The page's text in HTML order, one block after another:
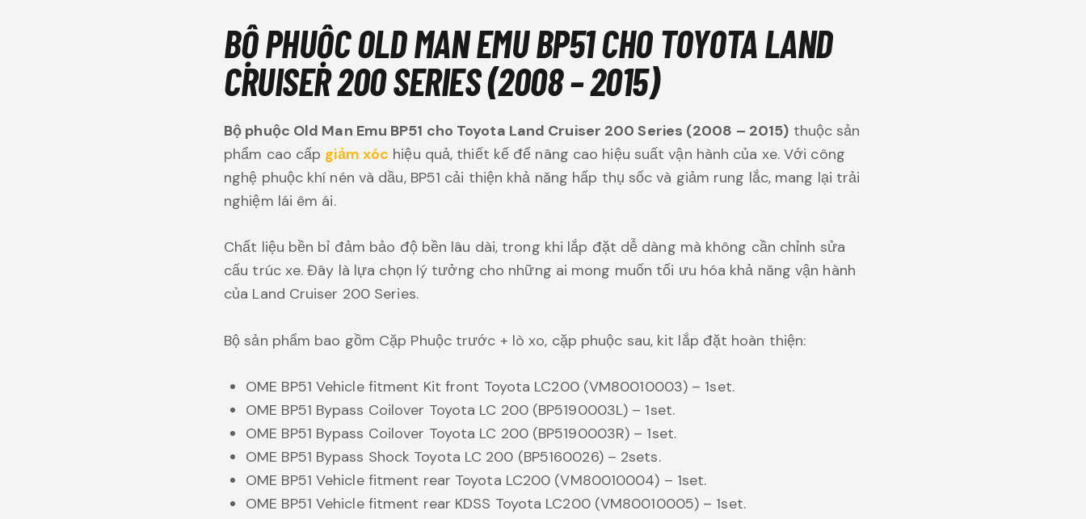
BỘ PHUỘC OLD MAN EMU BP51 CHO TOYOTA LAND
CRUISER 200 SERIES (2008 – 2015)
Bộ phuộc Old Man Emu BP51 cho Toyota Land Cruiser 200 Series (2008 – 2015) thuộc sản
phẩm cao cấp giảm xóc hiệu quả, thiết kế để nâng cao hiệu suất vận hành của xe. Với công
nghệ phuộc khí nén và dầu, BP51 cải thiện khả năng hấp thụ sốc và giảm rung lắc, mang lại trải
nghiệm lái êm ái.
Chất liệu bền bỉ đảm bảo độ bền lâu dài, trong khi lắp đặt dễ dàng mà không cần chỉnh sửa
cấu trúc xe. Đây là lựa chọn lý tưởng cho những ai mong muốn tối ưu hóa khả năng vận hành
của Land Cruiser 200 Series.
Bộ sản phẩm bao gồm Cặp Phuộc trước + lò xo, cặp phuộc sau, kit lắp đặt hoàn thiện:
OME BP51 Vehicle fitment Kit front Toyota LC200 (VM80010003) – 1set.
OME BP51 Bypass Coilover Toyota LC 200 (BP5190003L) – 1set.
OME BP51 Bypass Coilover Toyota LC 200 (BP5190003R) – 1set.
OME BP51 Bypass Shock Toyota LC 200 (BP5160026) – 2sets.
OME BP51 Vehicle fitment rear Toyota LC200 (VM80010004) – 1set.
OME BP51 Vehicle fitment rear KDSS Toyota LC200 (VM80010005) – 1set.